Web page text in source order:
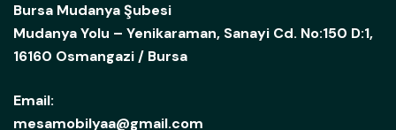
Bursa Mudanya Şubesi
Mudanya Yolu – Yenikaraman, Sanayi Cd. No:150 D:1,
16160 Osmangazi / Bursa
Email:
mesamobilyaa@gmail.com